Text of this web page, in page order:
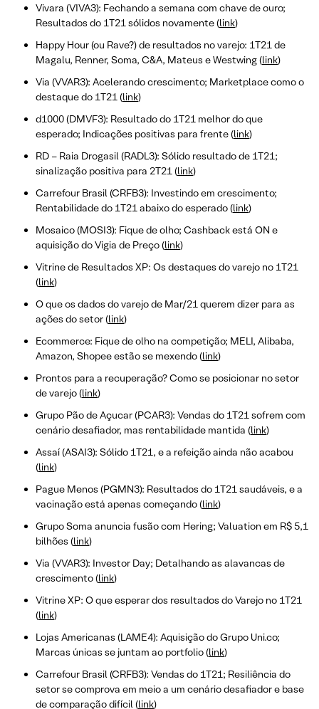
Vivara (VIVA3): Fechando a semana com chave de ouro;
Resultados do 1T21 sólidos novamente (link)
Happy Hour (ou Rave?) de resultados no varejo: 1T21 de
Magalu, Renner, Soma, C&A, Mateus e Westwing (link)
Via (VVAR3): Acelerando crescimento; Marketplace como o
destaque do 1T21 (link)
d1000 (DMVF3): Resultado do 1T21 melhor do que
esperado; Indicações positivas para frente (link)
RD – Raia Drogasil (RADL3): Sólido resultado de 1T21;
sinalização positiva para 2T21 (link)
Carrefour Brasil (CRFB3): Investindo em crescimento;
Rentabilidade do 1T21 abaixo do esperado (link)
Mosaico (MOSI3): Fique de olho; Cashback está ON e
aquisição do Vigia de Preço (link)
Vitrine de Resultados XP: Os destaques do varejo no 1T21
(link)
O que os dados do varejo de Mar/21 querem dizer para as
ações do setor (link)
Ecommerce: Fique de olho na competição; MELI, Alibaba,
Amazon, Shopee estão se mexendo (link)
Prontos para a recuperação? Como se posicionar no setor
de varejo (link)
Grupo Pão de Açucar (PCAR3): Vendas do 1T21 sofrem com
cenário desafiador, mas rentabilidade mantida (link)
Assaí (ASAI3): Sólido 1T21, e a refeição ainda não acabou
(link)
Pague Menos (PGMN3): Resultados do 1T21 saudáveis, e a
vacinação está apenas começando (link)
Grupo Soma anuncia fusão com Hering; Valuation em R$ 5,1
bilhões (link)
Via (VVAR3): Investor Day; Detalhando as alavancas de
crescimento (link)
Vitrine XP: O que esperar dos resultados do Varejo no 1T21
(link)
Lojas Americanas (LAME4): Aquisição do Grupo Uni.co;
Marcas únicas se juntam ao portfolio (link)
Carrefour Brasil (CRFB3): Vendas do 1T21; Resiliência do
setor se comprova em meio a um cenário desafiador e base
de comparação difícil (link)